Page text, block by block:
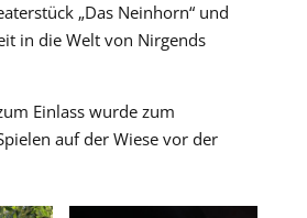
„Das Neinhorn“ und
in die Welt von Nirgends
Einlass wurde zum
auf der Wiese vor der